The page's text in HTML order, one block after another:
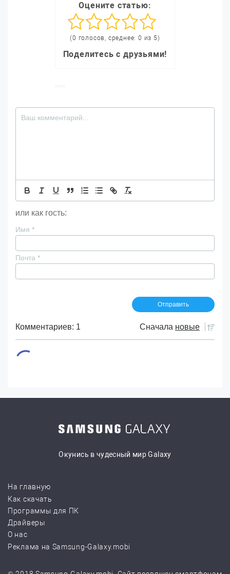
Оцените статью:
(0 голосов, среднее: 0 из 5)
Поделитесь с друзьями!
или как гость:
Имя *
Почта *
Комментариев: 1 Сначала новые
Окунись в чудесный мир Galaxy
На главную
Как скачать
Программы для ПК
Драйверы
О нас
Реклама на Samsung-Galaxy.mobi